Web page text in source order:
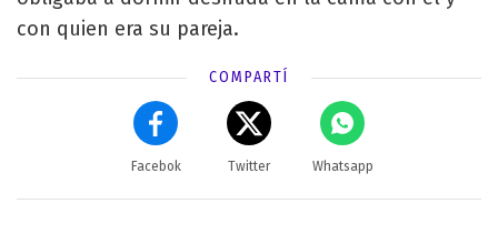
con quien era su pareja.
COMPARTÍ
Facebok Twitter Whatsapp